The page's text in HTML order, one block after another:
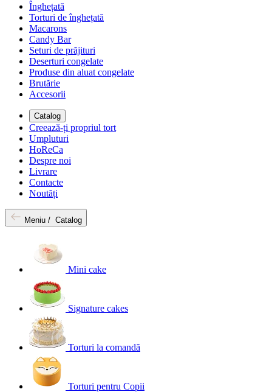
Înghețată
Torturi de înghețată
Macarons
Candy Bar
Seturi de prăjituri
Deserturi congelate
Produse din aluat congelate
Brutărie
Accesorii
Catalog
Creează-ți propriul tort
Umpluturi
HoReCa
Despre noi
Livrare
Contacte
Noutăți
Meniu / Catalog
Mini cake
Signature cakes
Torturi la comandă
Torturi pentru Copii